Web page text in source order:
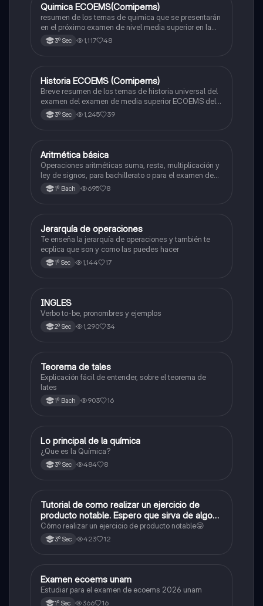
Química
Quimica ECOEMS(Comipems)
resumen de los temas de quimica que se presentarán
en el próximo examen de nivel media superior en la
zona metropolitana de el valle de México
3º Sec 1,117 48
Historia
Historia ECOEMS (Comipems)
Breve resumen de los temas de historia universal del
examen del examen de media superior ECOEMS del
valle de México
3º Sec 1,245 39
Matemáticas
Aritmética básica
Operaciones aritméticas suma, resta, multiplicación y
ley de signos, para bachillerato o para el examen de
admisión a la universidad
1º Bach 695 8
Matemáticas
Jerarquía de operaciones
Te enseña la jerarquía de operaciones y también te
ecplica que son y como las puedes hacer
1º Sec 1,144 17
Inglés
INGLES
Verbo to-be, pronombres y ejemplos
2º Sec 1,290 34
Matemáticas
Teorema de tales
Explicación fácil de entender, sobre el teorema de
lates
1º Bach 903 16
Química
Lo principal de la química
¿Que es la Química?
3º Sec 484 8
Matemáticas
Tutorial de como realizar un ejercicio de
producto notable. Espero que sirva de algo💕
😜
Cómo realizar un ejercicio de producto notable😜
3º Sec 423 12
Español
Examen ecoems unam
Estudiar para el examen de ecoems 2026 unam
1º Sec 366 16